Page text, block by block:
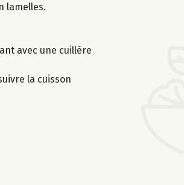
lamelles.
avec une cuillère
la cuisson